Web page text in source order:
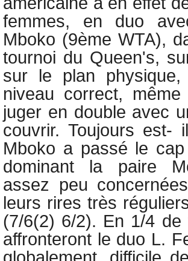
femmes, en duo
Mboko (9ème WTA),
tournoi du Queen's,
sur le plan
niveau correct,
juger en double avec
couvrir. Toujours est-
Mboko a passé le
dominant la paire
assez peu
leurs rires très
(7/6(2) 6/2). En 1/4 de
affronteront le duo L.